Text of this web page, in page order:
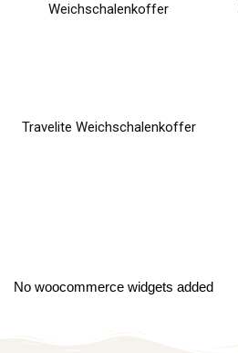
Weichschalenkoffer
Travelite Weichschalenkoffer
No woocommerce widgets added